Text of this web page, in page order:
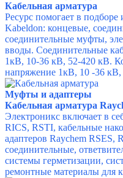
Кабельная арматура
Ресурс помогает в
Kabeldon: концевые,
соединительные муфты,
вводы. Соединительные
1кВ, 10-36 кВ, 52-420 кВ.
напряжение 1кВ, 10 -36
Муфты и адаптеры
Кабельная арматура
Электроникс включает в
RICS, RSTI, кабельные
адаптеров Raychem RSES,
соединительные,
системы герметизации,
ремонтные материалы для